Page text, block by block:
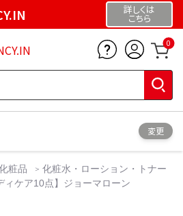
詳しくは
こちら
0
変更
粧品
化粧水・ローション・トナー
ィケア10点】ジョーマローン